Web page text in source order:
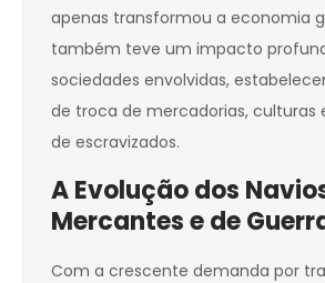
apenas transformou a economia
também teve um impacto
sociedades envolvidas,
de troca de mercadorias, culturas
de escravizados.
A Evolução dos
Mercantes e de
Com a crescente demanda por